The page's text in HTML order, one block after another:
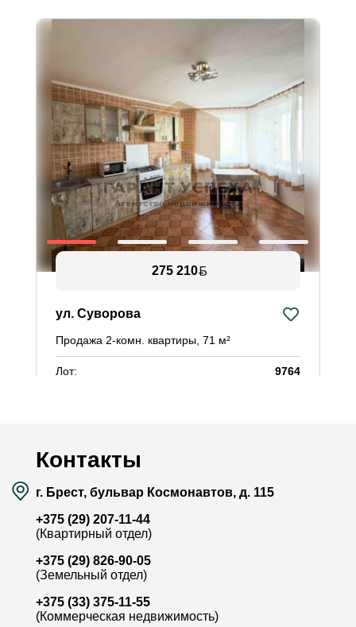
275 210
ул. Суворова
Продажа 2-комн. квартиры, 71 м²
Лот:
9764
Контакты
г. Брест, бульвар Космонавтов, д. 115
+375 (29) 207-11-44
(Квартирный отдел)
+375 (29) 826-90-05
(Земельный отдел)
+375 (33) 375-11-55
(Коммерческая недвижимость)